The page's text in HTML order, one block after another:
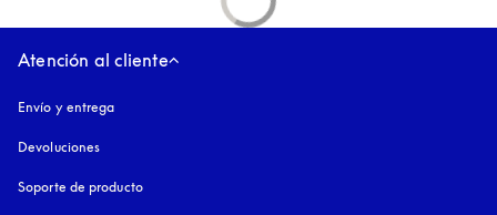
Atención al cliente
Envío y entrega
Devoluciones
Soporte de producto